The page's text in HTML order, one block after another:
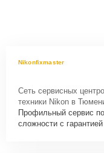
Nikonfixmaster
Сеть сервисных
техники Nikon в
Профильный сервис
сложности с гарантией